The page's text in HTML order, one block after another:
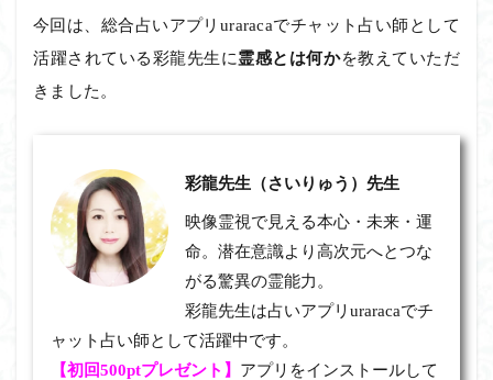
今回は、総合占いアプリuraracaでチャット占い師として
活躍されている彩龍先生に霊感とは何かを教えていただ
きました。
彩龍先生（さいりゅう）先生
映像霊視で見える本心・未来・運
命。潜在意識より高次元へとつな
がる驚異の霊能力。
彩龍先生は占いアプリuraracaでチ
ャット占い師として活躍中です。
【初回500ptプレゼント】 アプリをインストールして